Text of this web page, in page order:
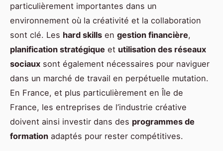
particulièrement importantes dans un
environnement où la créativité et la collaboration
sont clé. Les hard skills en gestion financière,
planification stratégique et utilisation des réseaux
sociaux sont également nécessaires pour naviguer
dans un marché de travail en perpétuelle mutation.
En France, et plus particulièrement en Île de
France, les entreprises de l’industrie créative
doivent ainsi investir dans des programmes de
formation adaptés pour rester compétitives.